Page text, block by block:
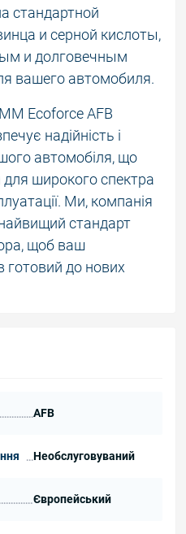
стандартной
и серной кислоты,
и долговечным
вашего автомобиля.
Ecoforce AFB
надійність і
автомобіля, що
широкого спектра
Ми, компанія
стандарт
щоб ваш
готовий до нових
AFB
Необслуговуваний
Європейський